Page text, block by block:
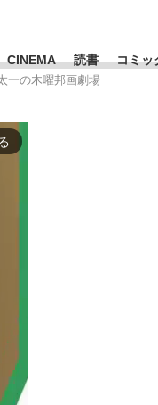
まま解散」WBC日本代表
CINEMA 読書 コミッ
一の木曜邦画劇場